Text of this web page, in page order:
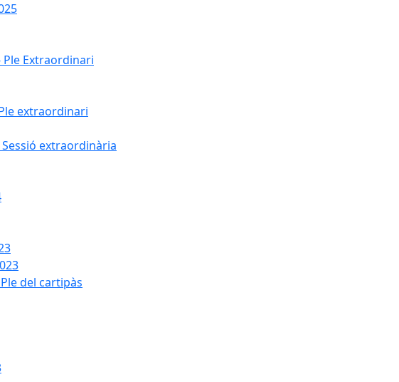
Ple Extraordinari
extraordinari
Sessió extraordinària
del cartipàs